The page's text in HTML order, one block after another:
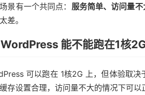
景有一个共同点： 服务简单、访问量
差。
能不能跑在1核2G
可以跑在 1核2G 上，但体验取
存设置合理，访问量不大的情况下可以